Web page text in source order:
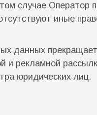
случае Оператор
иные
данных
и рекламной
юридических лиц.